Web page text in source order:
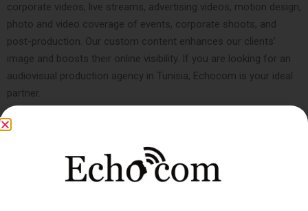
corporate videos, live streams, advertising videos, motion design,
photo and video coverage of events, corporate shoots, and
post-production. Our custom content enhances our clients’
image and boosts their online visibility. If you are looking for an
audiovisual production agency in Tunisia, Echocom is your ideal
partner.